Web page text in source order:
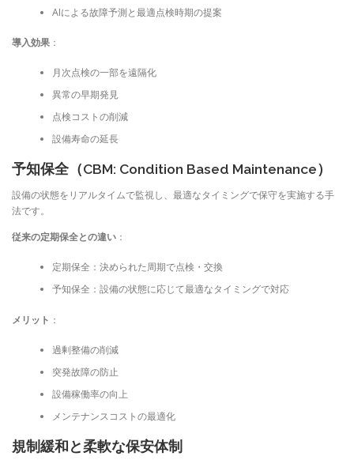
AIによる故障予測と最適点検時期の提案
導入効果 ：
月次点検の一部を遠隔化
異常の早期発見
点検コストの削減
設備寿命の延長
予知保全（CBM: Condition Based Maintenance）
設備の状態をリアルタイムで監視し、最適なタイミングで保守を実施する手
法です。
従来の定期保全との違い ：
定期保全：決められた周期で点検・交換
予知保全：設備の状態に応じて最適なタイミングで対応
メリット ：
過剰整備の削減
突発故障の防止
設備稼働率の向上
メンテナンスコストの最適化
規制緩和と柔軟な保安体制